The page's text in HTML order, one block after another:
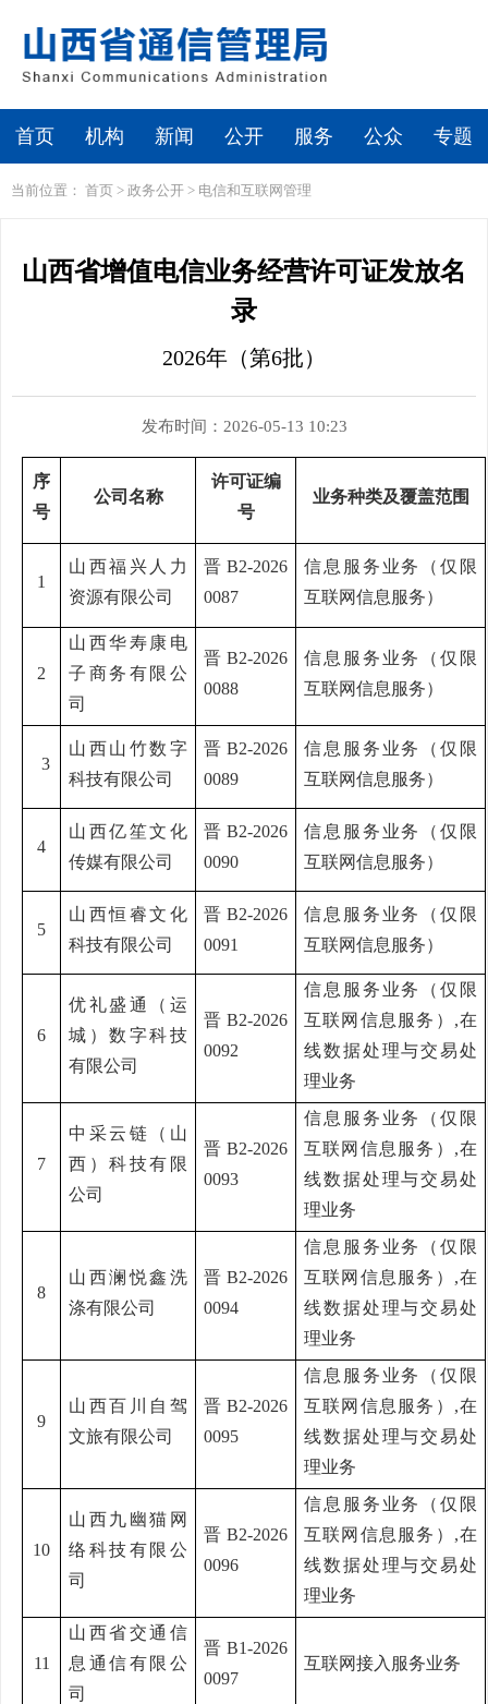
首页 机构 新闻 公开 服务 公众 专题
当前位置： 首页 > 政务公开 > 电信和互联网管理
山西省增值电信业务经营许可证发放名
录
2026年（第6批）
发布时间：2026-05-13 10:23
序
号
公司名称
许可证编
号
业务种类及覆盖范围
1
山西福兴人力
资源有限公司
晋 B2-2026
0087
信息服务业务（仅限
互联网信息服务）
2
山西华寿康电
子商务有限公
司
晋 B2-2026
0088
信息服务业务（仅限
互联网信息服务）
3
山西山竹数字
科技有限公司
晋 B2-2026
0089
信息服务业务（仅限
互联网信息服务）
4
山西亿笙文化
传媒有限公司
晋 B2-2026
0090
信息服务业务（仅限
互联网信息服务）
5
山西恒睿文化
科技有限公司
晋 B2-2026
0091
信息服务业务（仅限
互联网信息服务）
6
优礼盛通（运
城）数字科技
有限公司
晋 B2-2026
0092
信息服务业务（仅限
互联网信息服务） ,在
线数据处理与交易处
理业务
7
中采云链（山
西）科技有限
公司
晋 B2-2026
0093
信息服务业务（仅限
互联网信息服务） ,在
线数据处理与交易处
理业务
8
山西澜悦鑫洗
涤有限公司
晋 B2-2026
0094
信息服务业务（仅限
互联网信息服务） ,在
线数据处理与交易处
理业务
9
山西百川自驾
文旅有限公司
晋 B2-2026
0095
信息服务业务（仅限
互联网信息服务） ,在
线数据处理与交易处
理业务
10
山西九幽猫网
络科技有限公
司
晋 B2-2026
0096
信息服务业务（仅限
互联网信息服务） ,在
线数据处理与交易处
理业务
11
山西省交通信
息通信有限公
司
晋 B1-2026
0097
互联网接入服务业务